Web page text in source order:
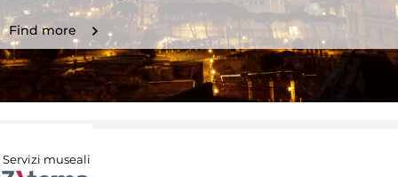
Find more
Servizi museali